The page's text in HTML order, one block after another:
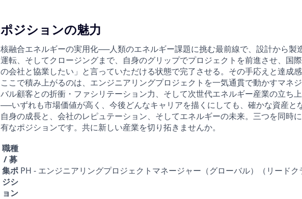
ポジションの魅力
核融合エネルギーの実用化──人類のエネルギー課題に挑む最前線で、設計から製
運転、そしてクロージングまで、自身のグリップでプロジェクトを前進させ、国
の会社と協業したい」と言っていただける状態で完了させる。その手応えと達成感
ここで積み上がるのは、エンジニアリングプロジェクトを一気通貫で動かすマネ
バル顧客との折衝・ファシリテーション力、そして次世代エネルギー産業の立ち
──いずれも市場価値が高く、今後どんなキャリアを描くにしても、確かな資産と
自身の成長と、会社のレピュテーション、そしてエネルギーの未来。三つを同時
有なポジションです。共に新しい産業を切り拓きませんか。
職種
/ 募
集ポ
ジシ
ョン
PH - エンジニアリングプロジェクトマネージャー（グローバル）（リードク